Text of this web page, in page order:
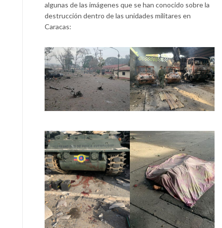
algunas de las imágenes que se han conocido sobre la
destrucción dentro de las unidades militares en
Caracas: